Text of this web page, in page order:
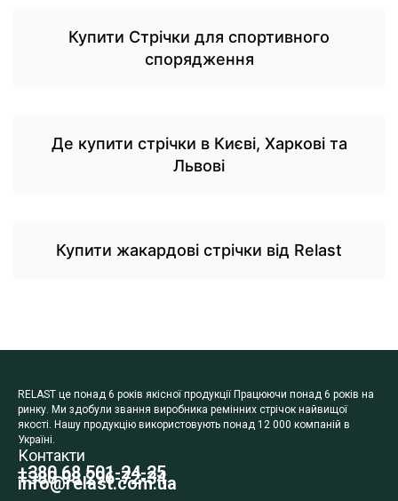
Купити Стрічки для спортивного
спорядження
Де купити стрічки в Києві, Харкові та
Львові
Купити жакардові стрічки від Relast
RELAST це понад 6 років якісної продукції Працюючи понад 6 років на
ринку. Ми здобули звання виробника ремінних стрічок найвищої
якості. Нашу продукцію використовують понад 12 000 компаній в
Україні.
Контакти
+380 68 501-24-25
+380 98 296-72-34
info@relast.com.ua